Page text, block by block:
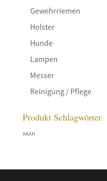
Gewehrriemen
Holster
Hunde
Lampen
Messer
Reinigung / Pflege
Produkt Schlagwörter
AKAH